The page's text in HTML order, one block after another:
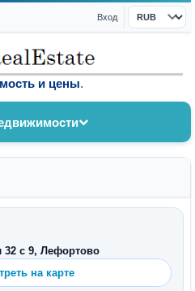
Вход
Валюта
и цены.
32 с 9, Лефортово
на карте